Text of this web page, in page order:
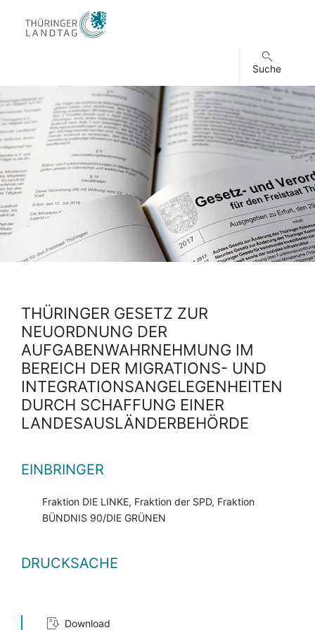
Suche
THÜRINGER GESETZ ZUR
NEUORDNUNG DER
AUFGABENWAHRNEHMUNG IM
BEREICH DER MIGRATIONS- UND
INTEGRATIONSANGELEGENHEITEN
DURCH SCHAFFUNG EINER
LANDESAUSLÄNDERBEHÖRDE
EINBRINGER
Fraktion DIE LINKE, Fraktion der SPD, Fraktion
BÜNDNIS 90/DIE GRÜNEN
DRUCKSACHE
Download